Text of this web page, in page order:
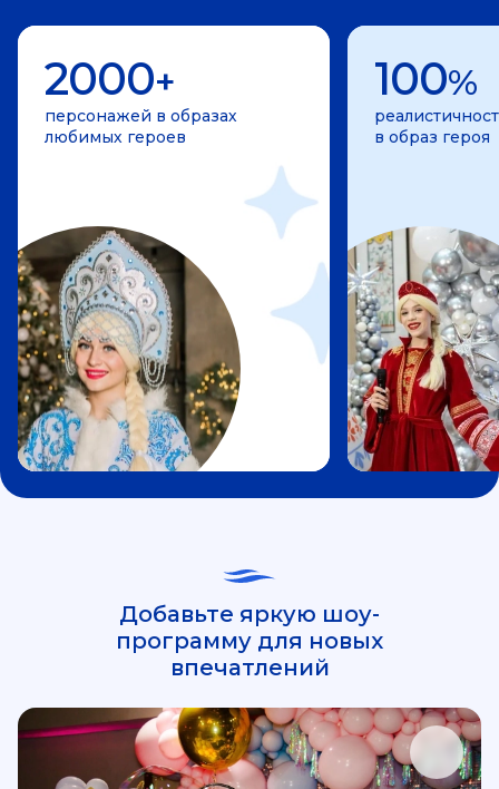
2000+
персонажей в образах
любимых героев
100%
в образ героя
Добавьте яркую шоу-
программу для новых
впечатлений